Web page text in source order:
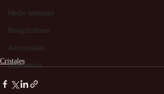
Medio ambiente
Bioagricultura
Autocuidado
Consciencia
Cristales